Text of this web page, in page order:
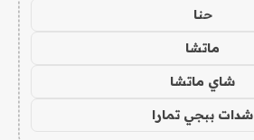
حنا
ماتشا
شاي ماتشا
شدات ببجي تمارا